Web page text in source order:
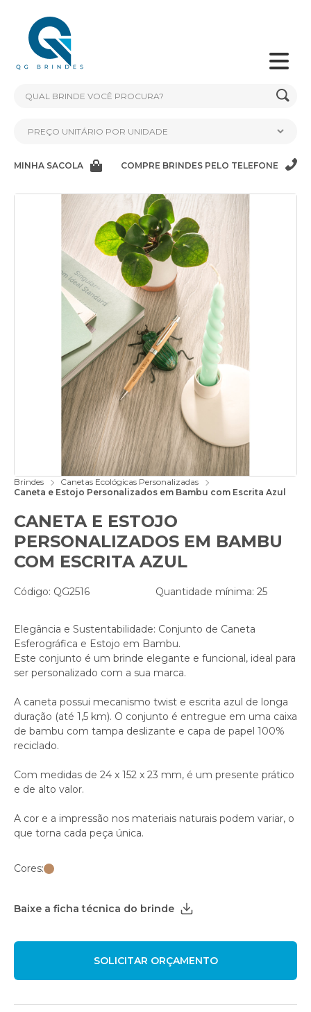
MINHA SACOLA COMPRE BRINDES PELO TELEFONE
Brindes
Canetas Ecológicas Personalizadas
Caneta e Estojo Personalizados em Bambu com Escrita Azul
CANETA E ESTOJO
PERSONALIZADOS EM BAMBU
COM ESCRITA AZUL
Código: QG2516 Quantidade mínima: 25
Elegância e Sustentabilidade: Conjunto de Caneta
Esferográfica e Estojo em Bambu.
Este conjunto é um brinde elegante e funcional, ideal para
ser personalizado com a sua marca.
A caneta possui mecanismo twist e escrita azul de longa
duração (até 1,5 km). O conjunto é entregue em uma caixa
de bambu com tampa deslizante e capa de papel 100%
reciclado.
Com medidas de 24 x 152 x 23 mm, é um presente prático
e de alto valor.
A cor e a impressão nos materiais naturais podem variar, o
que torna cada peça única.
Cores:
Baixe a ficha técnica do brinde